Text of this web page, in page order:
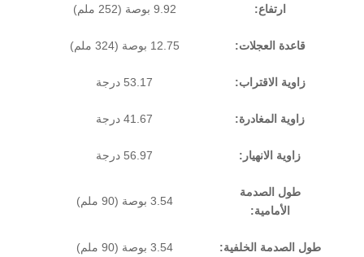
ارتفاع: 9.92 بوصة (252 ملم)
قاعدة العجلات: 12.75 بوصة (324 ملم)
زاوية الاقتراب: 53.17 درجة
زاوية المغادرة: 41.67 درجة
زاوية الانهيار: 56.97 درجة
طول الصدمة
الأمامية:
3.54 بوصة (90 ملم)
طول الصدمة الخلفية: 3.54 بوصة (90 ملم)